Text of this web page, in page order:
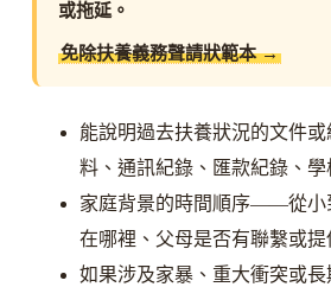
或拖延。
免除扶養義務聲請狀範本 →
能說明過去扶養狀況的文件
料、通訊紀錄、匯款紀錄、學
家庭背景的時間順序——從小
在哪裡、父母是否有聯繫或提
如果涉及家暴、重大衝突或